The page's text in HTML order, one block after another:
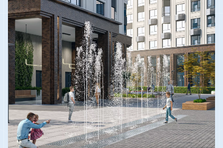
Клиент
ФИО
Телефон
Добавить
участника